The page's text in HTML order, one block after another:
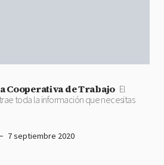
Cooperativa de Trabajo El
toda la información que necesitas
7 septiembre 2020